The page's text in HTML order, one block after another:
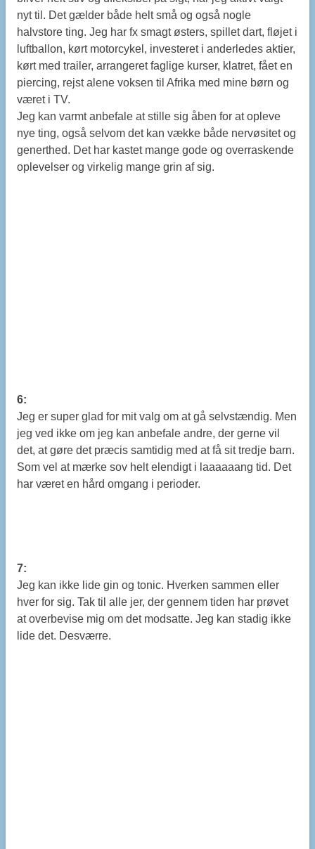
nyt til. Det gælder både helt små og også nogle
halvstore ting. Jeg har fx smagt østers, spillet dart, fløjet i
luftballon, kørt motorcykel, investeret i anderledes aktier,
kørt med trailer, arrangeret faglige kurser, klatret, fået en
piercing, rejst alene voksen til Afrika med mine børn og
været i TV.
Jeg kan varmt anbefale at stille sig åben for at opleve
nye ting, også selvom det kan vække både nervøsitet og
generthed. Det har kastet mange gode og overraskende
oplevelser og virkelig mange grin af sig.
6:
Jeg er super glad for mit valg om at gå selvstændig. Men
jeg ved ikke om jeg kan anbefale andre, der gerne vil
det, at gøre det præcis samtidig med at få sit tredje barn.
Som vel at mærke sov helt elendigt i laaaaaang tid. Det
har været en hård omgang i perioder.
7:
Jeg kan ikke lide gin og tonic. Hverken sammen eller
hver for sig. Tak til alle jer, der gennem tiden har prøvet
at overbevise mig om det modsatte. Jeg kan stadig ikke
lide det. Desværre.